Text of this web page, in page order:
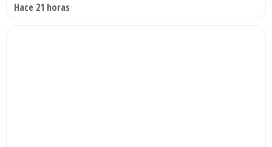
Hace 21 horas